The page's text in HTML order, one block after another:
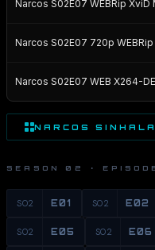
Narcos S02E07 WEBRip XviD
Narcos S02E07 720p
Narcos S02E07 WEB X264-
NARCOS
SEASON 02 ·
S02 E01 S02 E02
S02 E05 S02 E06